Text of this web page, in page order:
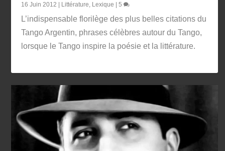
16 Juin 2012 Littérature, Lexique |5
L’indispensable florilège des plus belles citations du
Tango Argentin, phrases célèbres autour du Tango,
lorsque le Tango inspire la poésie et la littérature.